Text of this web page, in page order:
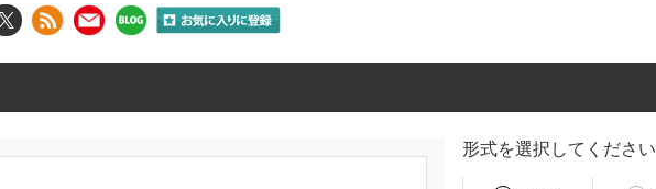
形式を選択してください